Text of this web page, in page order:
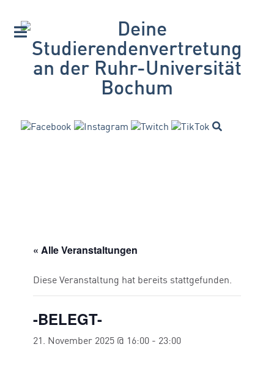
« Alle Veranstaltungen
Diese Veranstaltung hat bereits stattgefunden.
-BELEGT-
21. November 2025 @ 16:00 - 23:00